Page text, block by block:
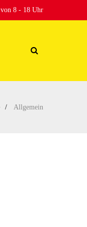
8 - 18 Uhr
Allgemein